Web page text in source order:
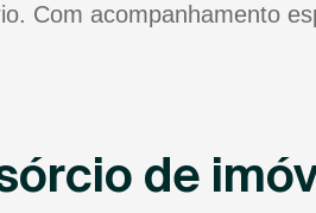
Com acompanhamento
de